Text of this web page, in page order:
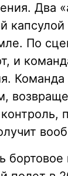
Два
По
и